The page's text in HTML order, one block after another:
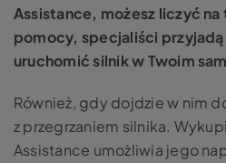
Assistance, możesz liczyć
pomocy, specjaliści
uruchomić silnik w Twoim
Również, gdy dojdzie w nim
z przegrzaniem silnika.
Assistance umożliwia jego